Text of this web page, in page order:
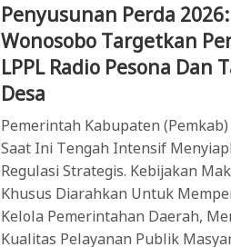
Penyusunan Perda
Wonosobo Targetkan
LPPL Radio Pesona Dan
Desa
Pemerintah Kabupaten
Saat Ini Tengah Intensif
Regulasi Strategis. Kebijakan
Khusus Diarahkan Untuk
Kelola Pemerintahan Daerah,
Kualitas Pelayanan Publik